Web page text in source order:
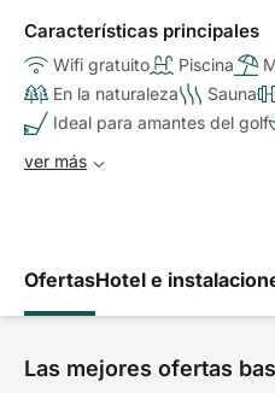
Características principales
Wifi gratuito Piscina
En la naturaleza
Sauna
Ideal para amantes del golf
ver más
OfertasHotel e
Las mejores ofertas